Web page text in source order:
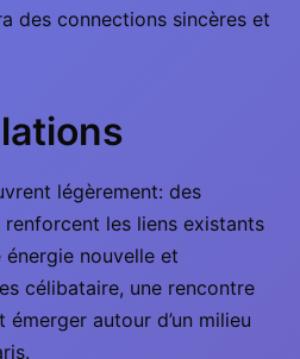
des connections sincères et
légèrement: des
les liens existants
nouvelle et
célibataire, une rencontre
autour d’un milieu